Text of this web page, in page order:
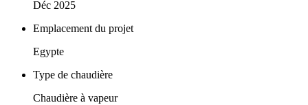
Déc 2025
Emplacement du projet
Egypte
Type de chaudière
Chaudière à vapeur